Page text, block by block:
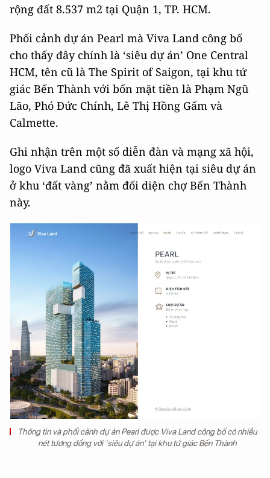
rộng đất 8.537 m2 tại Quận 1, TP. HCM.
Phối cảnh dự án Pearl mà Viva Land công bố
cho thấy đây chính là ‘siêu dự án’ One Central
HCM, tên cũ là The Spirit of Saigon, tại khu tứ
giác Bến Thành với bốn mặt tiền là Phạm Ngũ
Lão, Phó Đức Chính, Lê Thị Hồng Gấm và
Calmette.
Ghi nhận trên một số diễn đàn và mạng xã hội,
logo Viva Land cũng đã xuất hiện tại siêu dự án
ở khu ‘đất vàng’ nằm đối diện chợ Bến Thành
này.
Thông tin và phối cảnh dự án Pearl được Viva Land công bố có nhiều
nét tương đồng với 'siêu dự án' tại khu tứ giác Bến Thành